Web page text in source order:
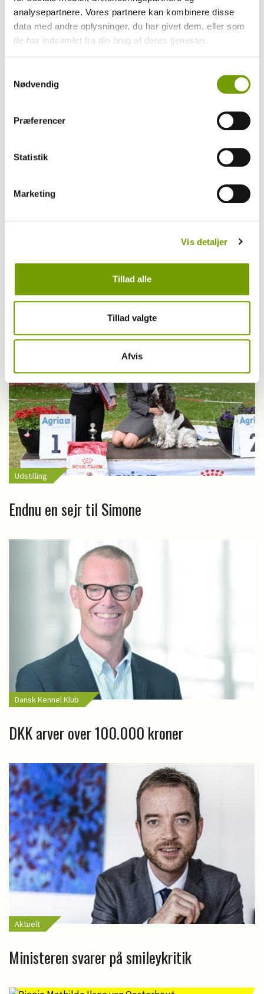
analysepartnere. Vores partnere kan kombinere disse
data med andre oplysninger, du har givet dem, eller som
de har indsamlet fra din brug af deres tjenester.
Nødvendig
Præferencer
Statistik
Marketing
Vis detaljer
Tillad alle
Tillad valgte
Afvis
Udstilling
EDS: To danske juniorhandlere i semifinalen
Udstilling
Endnu en sejr til Simone
Dansk Kennel Klub
DKK arver over 100.000 kroner
Aktuelt
Ministeren svarer på smileykritik